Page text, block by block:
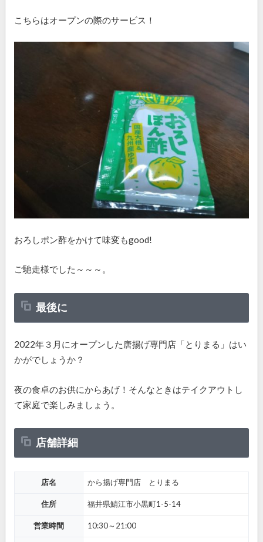
こちらはオープンの際のサービス！
おろしポン酢をかけて味変もgood!
ご馳走様でした～～～。
最後に
2022年３月にオープンした唐揚げ専門店「とりまる」はい
かがでしょうか？
夜の食卓のお供にからあげ！そんなときはテイクアウトし
て家庭で楽しみましょう。
店舗詳細
店名 から揚げ専門店 とりまる
住所 福井県鯖江市小黒町1-5-14
営業時間 10:30～21:00